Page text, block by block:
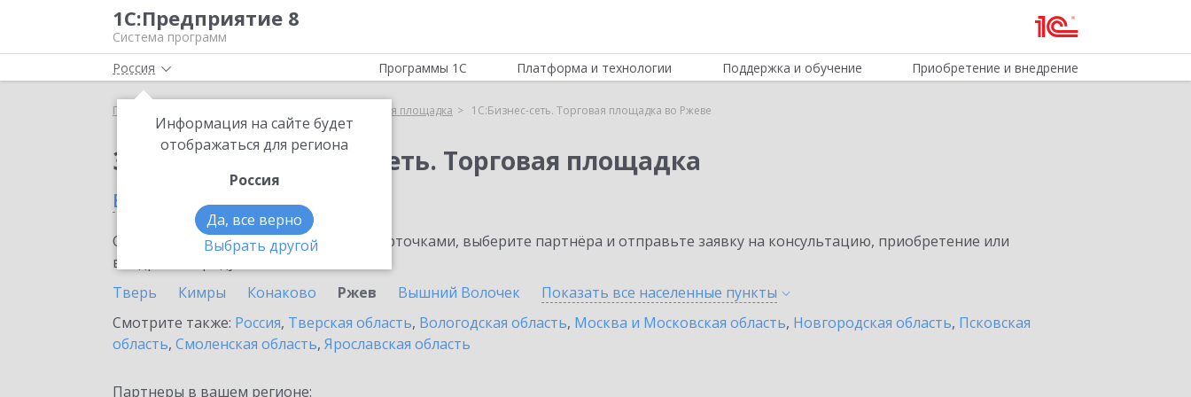
1С:Предприятие 8
Система программ
Россия
Информация на сайте будет
отображаться для региона
Россия
Да, все верно
Выбрать другой
Программы 1С Платформа и технологии Поддержка и обучение Приобретение и внедрение
Главная 1С:Бизнес-сеть. Торговая площадка 1С:Бизнес-сеть. Торговая площадка во Ржеве
Заказать 1С:Бизнес-сеть. Торговая площадка
во Ржеве
Ознакомьтесь с информационными карточками, выберите партнёра и отправьте заявку на консультацию, приобретение или
внедрение продукта.
Тверь
Кимры Конаково Ржев Вышний Волочек Показать все населенные пункты
Смотрите также: Россия, Тверская область, Вологодская область, Москва и Московская область, Новгородская область, Псковская
область, Смоленская область, Ярославская область
Партнеры в вашем регионе: